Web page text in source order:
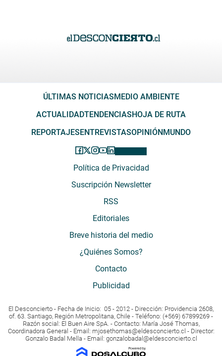
ÚLTIMAS NOTICIAS MEDIO AMBIENTE
ACTUALIDADTENDENCIAS HOJA DE RUTA
REPORTAJES ENTREVISTASOPINIÓN MUNDO
Política de Privacidad
Suscripción Newsletter
RSS
Editoriales
Breve historia del medio
¿Quiénes Somos?
Contacto
Publicidad
El Desconcierto - Fecha de Inicio: 05 - 2012 - Dirección: Providencia 2608,
of. 63. Santiago, Región Metropolitana, Chile - Teléfono: (+569) 67899269 -
Razón social: El Buen Aire SpA. - Contacto: María José Thomas,
Coordinadora General - Email: mjosethomas@eldesconcierto.cl - Director:
Gonzalo Badal Mella - Email: gonzalobadal@eldesconcierto.cl